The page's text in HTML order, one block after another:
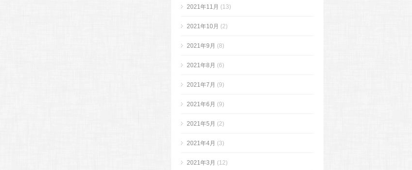
2021年11月 (13)
2021年10月 (2)
2021年9月 (8)
2021年8月 (6)
2021年7月 (9)
2021年6月 (9)
2021年5月 (2)
2021年4月 (3)
2021年3月 (12)